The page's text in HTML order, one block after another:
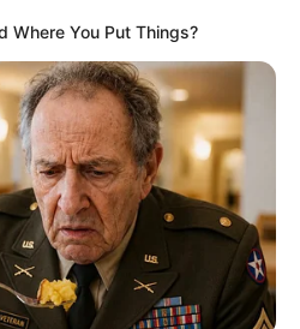
Where You Put Things?